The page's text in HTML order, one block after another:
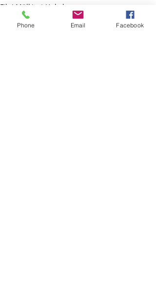
Fikri Mülkiyet Hukuku
Türk Ticaret Kanunu
Hukuksal Gelişmeler
Phone Email Facebook